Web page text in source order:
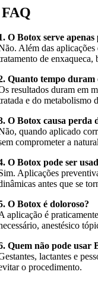
O Botox serve apenas
Além das
de
Quanto tempo duram
resultados duram em
e do metabolismo
O Botox causa perda
quando aplicado
comprometer a
O Botox pode ser
Aplicações
antes que se
O Botox é doloroso?
aplicação é
anestésico
Quem não pode usar
lactantes e
o procedimento.